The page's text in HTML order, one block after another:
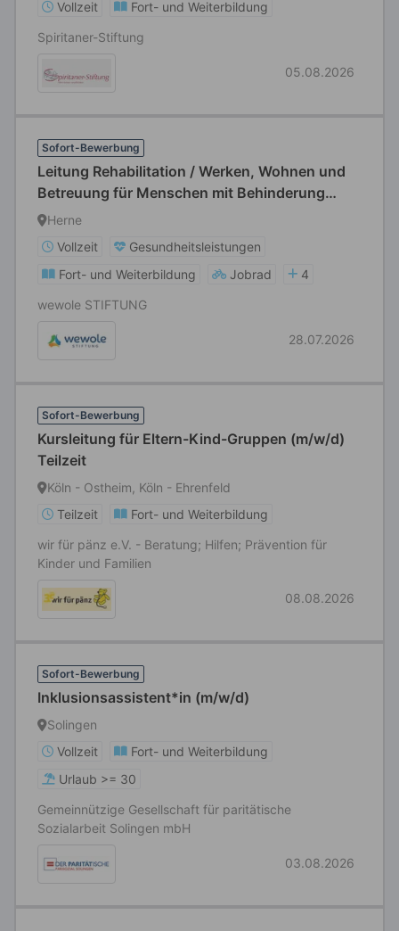
Vollzeit
Fort- und Weiterbildung
Spiritaner-Stiftung
05.08.2026
Sofort-Bewerbung
Leitung Rehabilitation / Werken, Wohnen und
Betreuung für Menschen mit Behinderung
(m/w/d)
Herne
Vollzeit
Gesundheitsleistungen
Fort- und Weiterbildung
Jobrad
4
wewole STIFTUNG
28.07.2026
Sofort-Bewerbung
Kursleitung für Eltern-Kind-Gruppen (m/w/d)
Teilzeit
Köln - Ostheim, Köln - Ehrenfeld
Teilzeit
Fort- und Weiterbildung
wir für pänz e.V. - Beratung; Hilfen; Prävention für
Kinder und Familien
08.08.2026
Sofort-Bewerbung
Inklusionsassistent*in (m/w/d)
Solingen
Vollzeit
Fort- und Weiterbildung
Urlaub >= 30
Gemeinnützige Gesellschaft für paritätische
Sozialarbeit Solingen mbH
03.08.2026